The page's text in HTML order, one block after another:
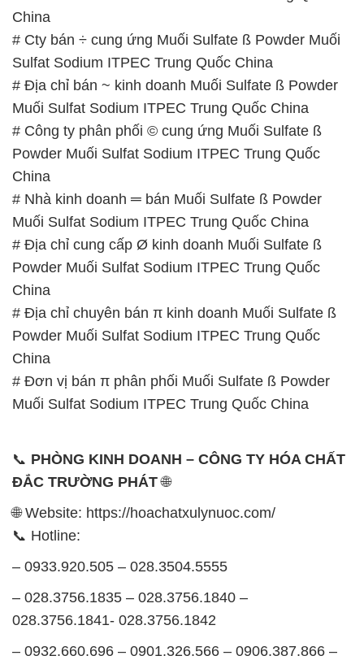
China
# Cty bán ÷ cung ứng Muối Sulfate ß Powder Muối
Sulfat Sodium ITPEC Trung Quốc China
# Địa chỉ bán ~ kinh doanh Muối Sulfate ß Powder
Muối Sulfat Sodium ITPEC Trung Quốc China
# Công ty phân phối © cung ứng Muối Sulfate ß
Powder Muối Sulfat Sodium ITPEC Trung Quốc
China
# Nhà kinh doanh ═ bán Muối Sulfate ß Powder
Muối Sulfat Sodium ITPEC Trung Quốc China
# Địa chỉ cung cấp Ø kinh doanh Muối Sulfate ß
Powder Muối Sulfat Sodium ITPEC Trung Quốc
China
# Địa chỉ chuyên bán π kinh doanh Muối Sulfate ß
Powder Muối Sulfat Sodium ITPEC Trung Quốc
China
# Đơn vị bán π phân phối Muối Sulfate ß Powder
Muối Sulfat Sodium ITPEC Trung Quốc China
📞 PHÒNG KINH DOANH – CÔNG TY HÓA CHẤT
ĐẮC TRƯỜNG PHÁT🌐
🌐 Website: https://hoachatxulynuoc.com/
📞 Hotline:
– 0933.920.505 – 028.3504.5555
– 028.3756.1835 – 028.3756.1840 –
028.3756.1841- 028.3756.1842
– 0932.660.696 – 0901.326.566 – 0906.387.866 –